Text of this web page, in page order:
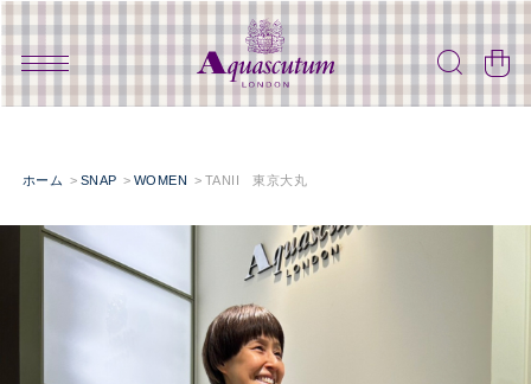
ホーム SNAP WOMEN TANII 東京大丸